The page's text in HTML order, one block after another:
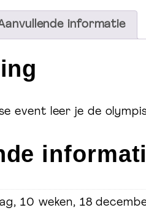
informatie
event leer je de
10 weken, 18